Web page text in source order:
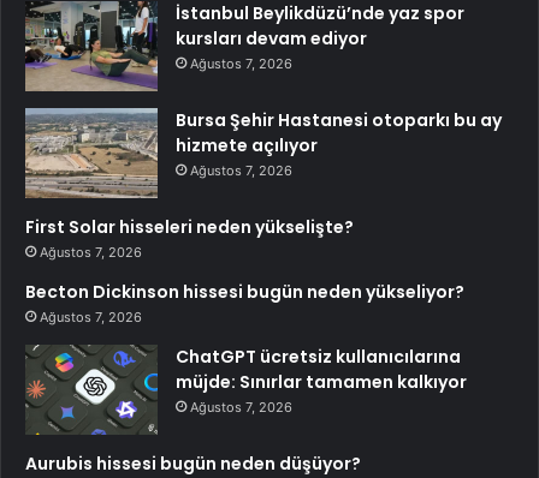
İstanbul Beylikdüzü’nde yaz spor
kursları devam ediyor
Ağustos 7, 2026
Bursa Şehir Hastanesi otoparkı bu ay
hizmete açılıyor
Ağustos 7, 2026
First Solar hisseleri neden yükselişte?
Ağustos 7, 2026
Becton Dickinson hissesi bugün neden yükseliyor?
Ağustos 7, 2026
ChatGPT ücretsiz kullanıcılarına
müjde: Sınırlar tamamen kalkıyor
Ağustos 7, 2026
Aurubis hissesi bugün neden düşüyor?